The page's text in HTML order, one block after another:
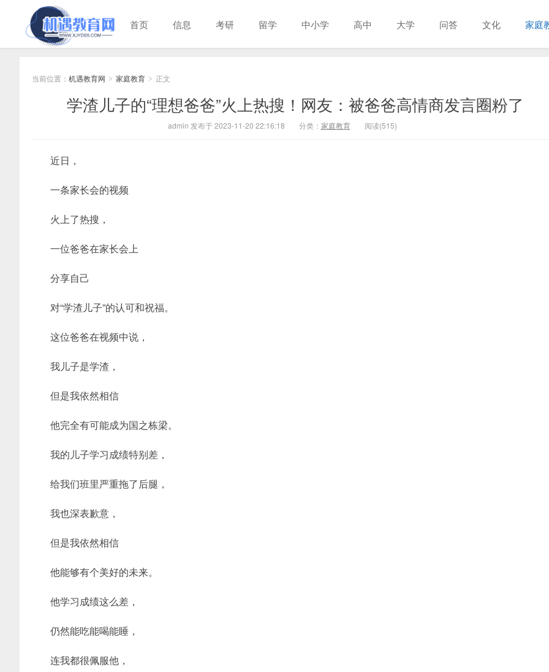
首页 信息 考研 留学 中小学 高中 大学 问答 文化 家庭
当前位置： 机遇教育网 > 家庭教育 > 正文
学渣儿子的“理想爸爸”火上热搜！网友：被爸爸高情商发言圈粉了
admin 发布于 2023-11-20 22:16:18 分类： 家庭教育 阅读(515)
近日，
一条家长会的视频
火上了热搜，
一位爸爸在家长会上
分享自己
对“学渣儿子”的认可和祝福。
这位爸爸在视频中说，
我儿子是学渣，
但是我依然相信
他完全有可能成为国之栋梁。
我的儿子学习成绩特别差，
给我们班里严重拖了后腿，
我也深表歉意，
但是我依然相信
他能够有个美好的未来。
他学习成绩这么差，
仍然能吃能喝能睡，
连我都很佩服他，